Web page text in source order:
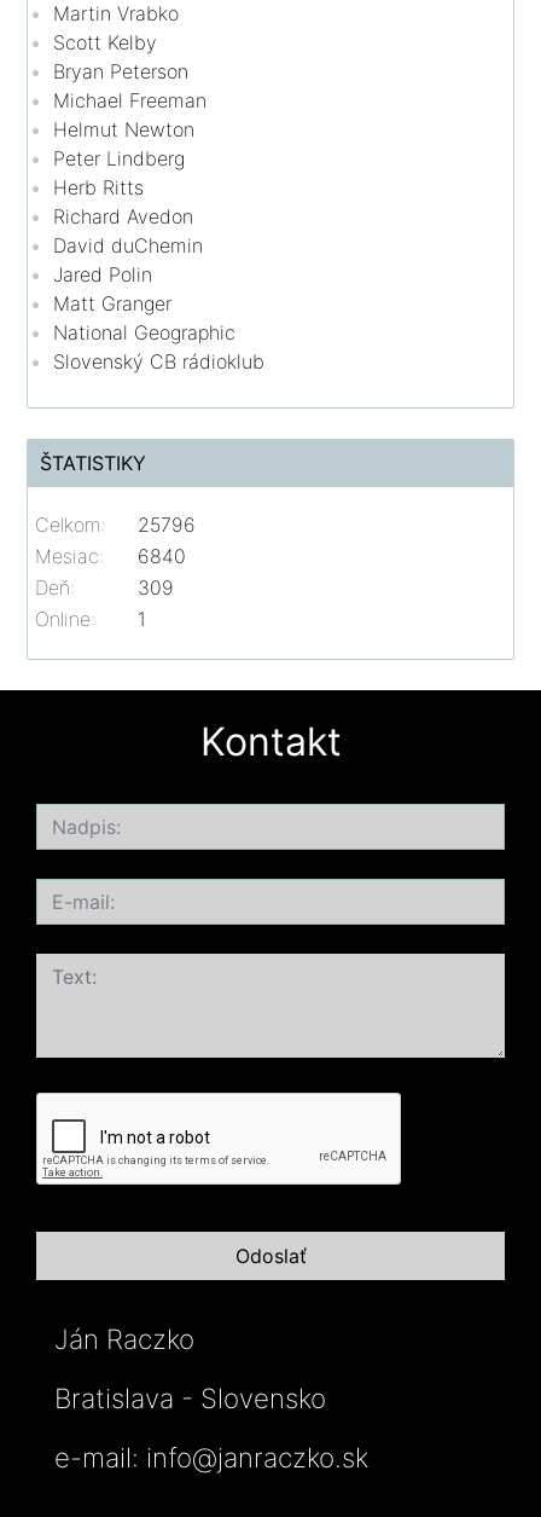
Martin Vrabko
Scott Kelby
Bryan Peterson
Michael Freeman
Helmut Newton
Peter Lindberg
Herb Ritts
Richard Avedon
David duChemin
Jared Polin
Matt Granger
National Geographic
Slovenský CB rádioklub
ŠTATISTIKY
Online: 1
Celkom:
25796
Mesiac:
6840
Deň:
309
Kontakt
Ján Raczko
Bratislava - Slovensko
e-mail: info@janraczko.sk